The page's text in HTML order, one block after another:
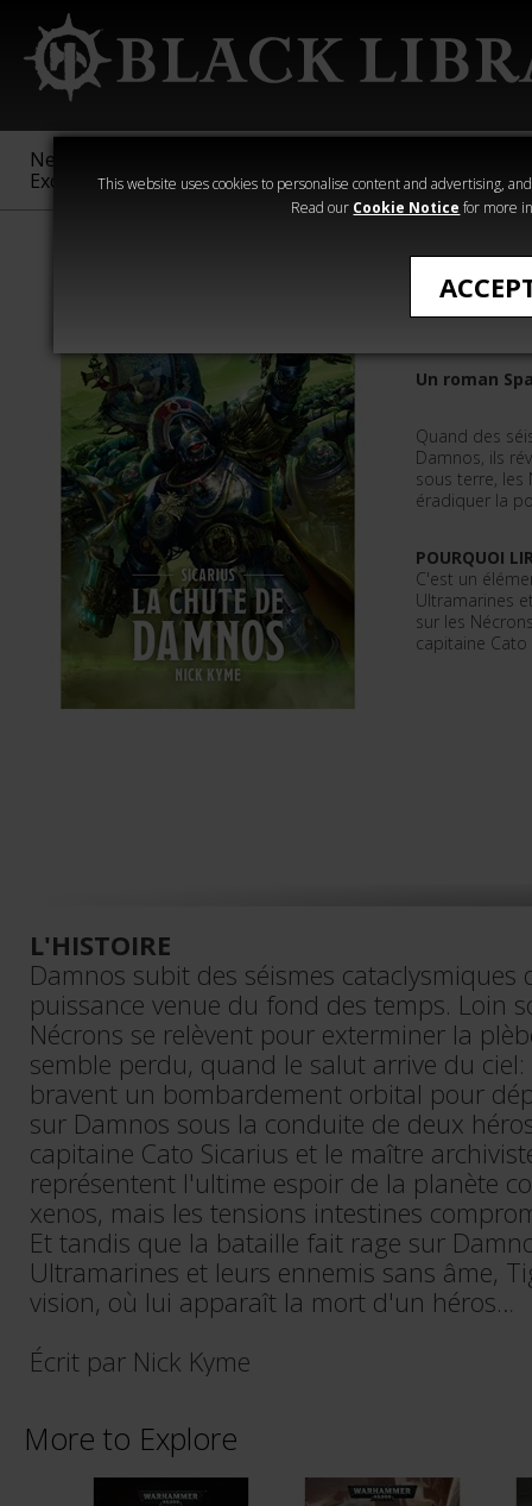
This website uses cookies to personalise content and advertising,
Read our Cookie Notice for more
New &
Exclusive
Sigmar
40,000
Heresy
La
Un roman
Quand des
Damnos, ils
sous terre, les
éradiquer la
POURQUOI
C'est un
Ultramarines
sur les
capitaine Cato
L'HISTOIRE
Damnos subit des séismes cataclysmiques
puissance venue du fond des temps. Loin
Nécrons se relèvent pour exterminer la
semble perdu, quand le salut arrive du
bravent un bombardement orbital pour
sur Damnos sous la conduite de deux
capitaine Cato Sicarius et le maître
représentent l'ultime espoir de la planète
xenos, mais les tensions intestines
Et tandis que la bataille fait rage sur
Ultramarines et leurs ennemis sans âme,
vision, où lui apparaît la mort d'un héros…
Écrit par Nick Kyme
More to Explore